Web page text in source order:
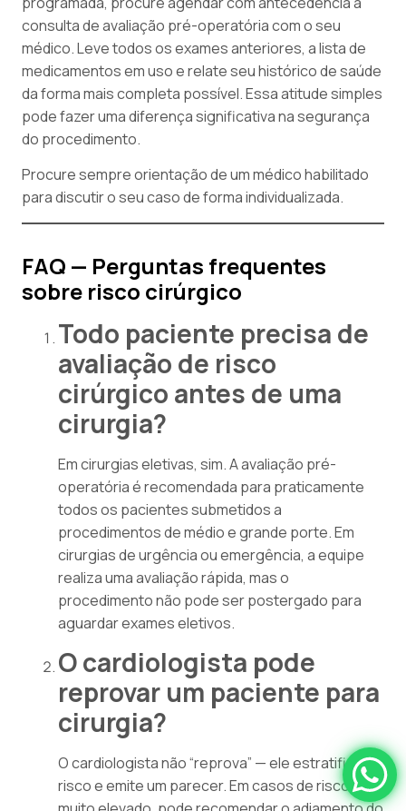
consulta de avaliação pré-operatória com o seu
médico. Leve todos os exames anteriores, a lista de
medicamentos em uso e relate seu histórico de saúde
da forma mais completa possível. Essa atitude simples
pode fazer uma diferença significativa na segurança
do procedimento.
Procure sempre orientação de um médico habilitado
para discutir o seu caso de forma individualizada.
FAQ — Perguntas frequentes
sobre risco cirúrgico
Todo paciente precisa de
avaliação de risco
cirúrgico antes de uma
cirurgia?
Em cirurgias eletivas, sim. A avaliação pré-
operatória é recomendada para praticamente
todos os pacientes submetidos a
procedimentos de médio e grande porte. Em
cirurgias de urgência ou emergência, a equipe
realiza uma avaliação rápida, mas o
procedimento não pode ser postergado para
aguardar exames eletivos.
O cardiologista pode
reprovar um paciente para
cirurgia?
O cardiologista não “reprova” — ele estratifica o
risco e emite um parecer. Em casos de risco